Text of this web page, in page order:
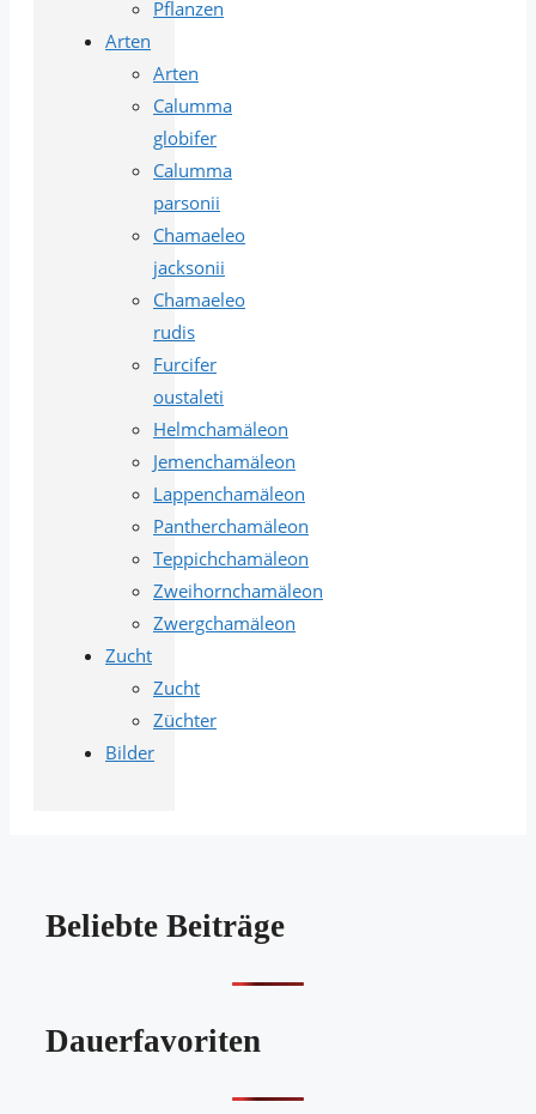
Pflanzen
Arten
Arten
Calumma
globifer
Calumma
parsonii
Chamaeleo
jacksonii
Chamaeleo
rudis
Furcifer
oustaleti
Helmchamäleon
Jemenchamäleon
Lappenchamäleon
Pantherchamäleon
Teppichchamäleon
Zweihornchamäleon
Zwergchamäleon
Zucht
Zucht
Züchter
Bilder
Beliebte Beiträge
Dauerfavoriten